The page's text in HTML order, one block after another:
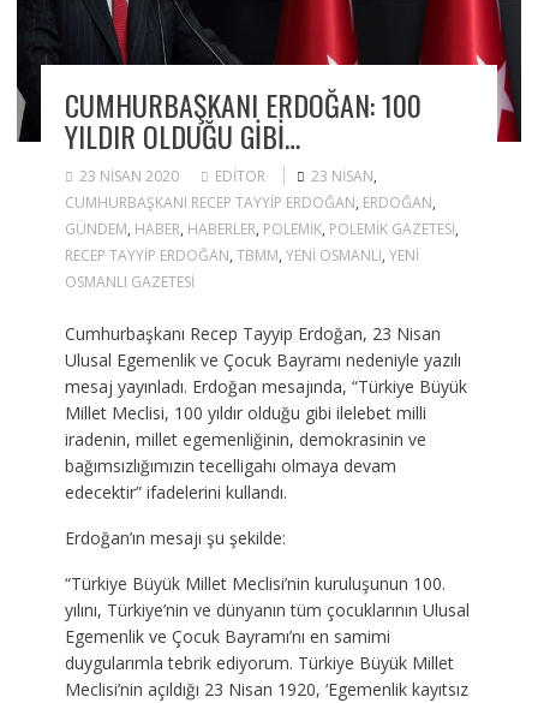
CUMHURBAŞKANI ERDOĞAN: 100
YILDIR OLDUĞU GIBI…
23 NISAN 2020 EDITOR 23 NISAN,
CUMHURBAŞKANI RECEP TAYYIP ERDOĞAN, ERDOĞAN,
GÜNDEM, HABER, HABERLER, POLEMIK, POLEMIK GAZETESI,
RECEP TAYYIP ERDOĞAN, TBMM, YENI OSMANLI, YENI
OSMANLI GAZETESI
Cumhurbaşkanı Recep Tayyip Erdoğan, 23 Nisan
Ulusal Egemenlik ve Çocuk Bayramı nedeniyle yazılı
mesaj yayınladı. Erdoğan mesajında, “Türkiye Büyük
Millet Meclisi, 100 yıldır olduğu gibi ilelebet milli
iradenin, millet egemenliğinin, demokrasinin ve
bağımsızlığımızın tecelligahı olmaya devam
edecektir” ifadelerini kullandı.
Erdoğan’ın mesajı şu şekilde:
“Türkiye Büyük Millet Meclisi’nin kuruluşunun 100.
yılını, Türkiye’nin ve dünyanın tüm çocuklarının Ulusal
Egemenlik ve Çocuk Bayramı’nı en samimi
duygularımla tebrik ediyorum. Türkiye Büyük Millet
Meclisi’nin açıldığı 23 Nisan 1920, ‘Egemenlik kayıtsız